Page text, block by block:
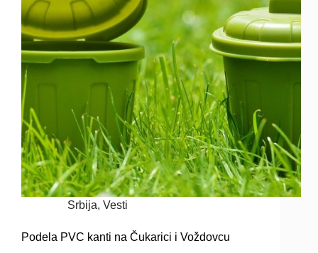
Srbija,Vesti
Podela PVC kanti na Čukarici i Voždovcu